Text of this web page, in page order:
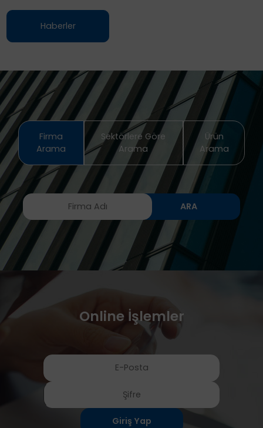
Haberler
Firma
Arama
Sektörlere Göre
Arama
Ürün
Arama
ARA
Online İşlemler
Giriş Yap